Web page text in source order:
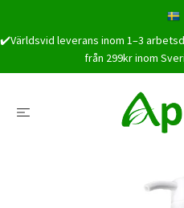
✔️Världsvid leverans inom 1–3
från 299kr inom